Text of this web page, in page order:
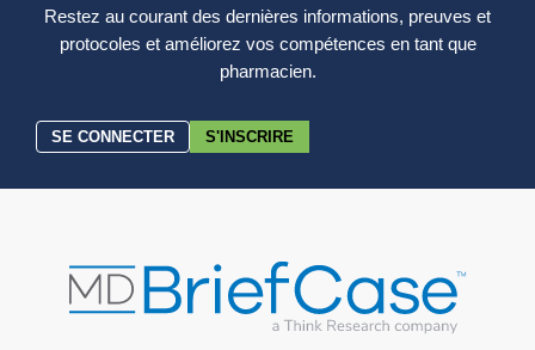
Restez au courant des dernières informations, preuves et
protocoles et améliorez vos compétences en tant que
pharmacien.
SE CONNECTER S'INSCRIRE